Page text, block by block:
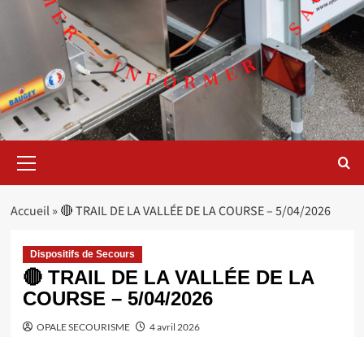
principal
Accueil» 🔴 TRAIL DE LA VALLÉE DE LA COURSE – 5/04/2026
Dispositifs de Secours
🔴 TRAIL DE LA VALLÉE DE LA
COURSE – 5/04/2026
OPALE SECOURISME 4 avril 2026